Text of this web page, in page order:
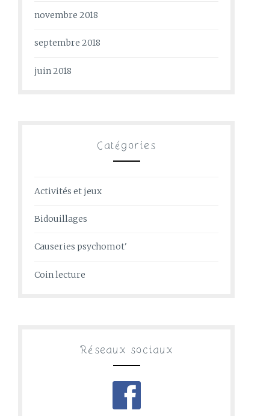
novembre 2018
septembre 2018
juin 2018
Catégories
Activités et jeux
Bidouillages
Causeries psychomot'
Coin lecture
Réseaux sociaux